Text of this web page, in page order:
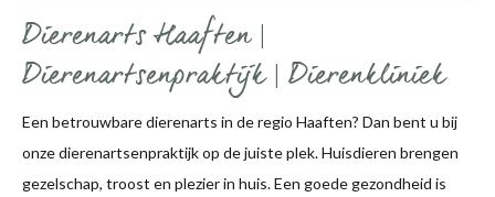
Dierenarts Haaften |
Dierenartsenpraktijk | Dierenkliniek
Een betrouwbare dierenarts in de regio Haaften? Dan bent u bij
onze dierenartsenpraktijk op de juiste plek. Huisdieren brengen
gezelschap, troost en plezier in huis. Een goede gezondheid is